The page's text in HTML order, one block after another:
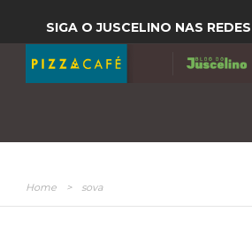
SIGA O JUSCELINO NAS REDES
Home > sova